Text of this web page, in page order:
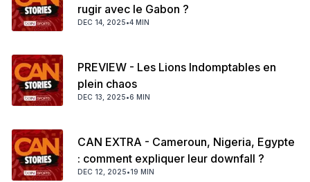
rugir avec le Gabon ?
DEC 14, 2025•4 MIN
PREVIEW - Les Lions Indomptables en
plein chaos
DEC 13, 2025•6 MIN
CAN EXTRA - Cameroun, Nigeria, Egypte
: comment expliquer leur downfall ?
DEC 12, 2025•19 MIN